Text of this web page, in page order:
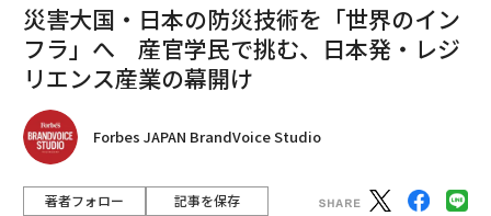
災害大国・日本の防災技術を「世界のイン
フラ」へ 産官学民で挑む、日本発・レジ
リエンス産業の幕開け
Forbes JAPAN BrandVoice Studio
著者フォロー 記事を保存